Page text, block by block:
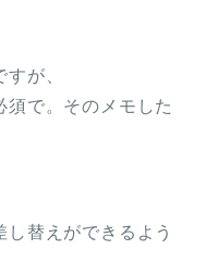
が、
で。そのメモした
し替えができるよう